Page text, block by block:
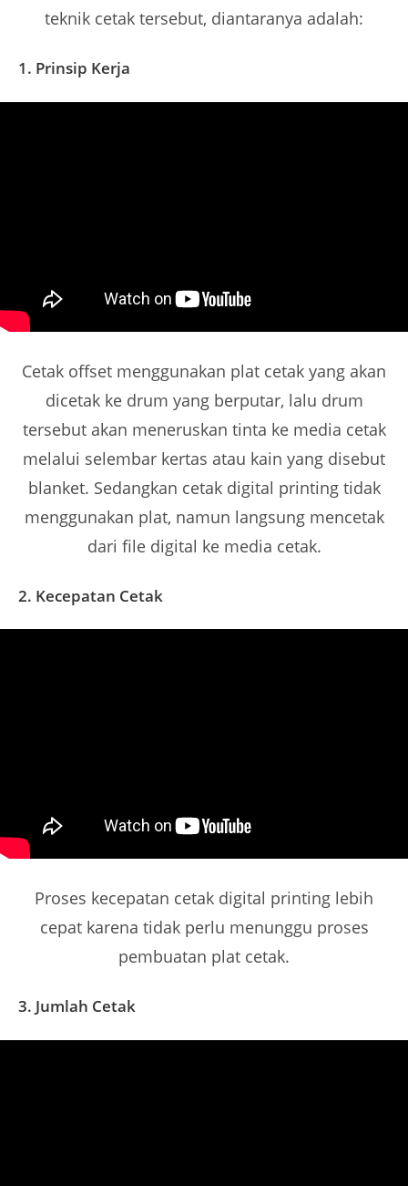
teknik cetak tersebut, diantaranya adalah:
1. Prinsip Kerja
Cetak offset menggunakan plat cetak yang akan
dicetak ke drum yang berputar, lalu drum
tersebut akan meneruskan tinta ke media cetak
melalui selembar kertas atau kain yang disebut
blanket. Sedangkan cetak digital printing tidak
menggunakan plat, namun langsung mencetak
dari file digital ke media cetak.
2. Kecepatan Cetak
Proses kecepatan cetak digital printing lebih
cepat karena tidak perlu menunggu proses
pembuatan plat cetak.
3. Jumlah Cetak